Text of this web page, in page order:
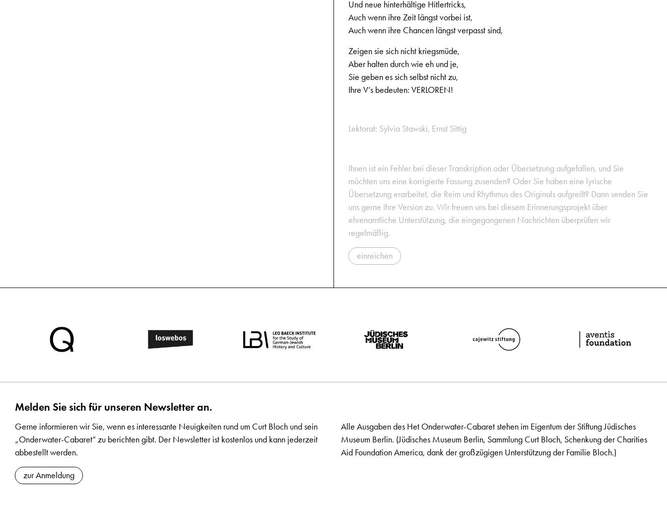
Und neue hinterhältige Hitlertricks,
Auch wenn ihre Zeit längst vorbei ist,
Auch wenn ihre Chancen längst verpasst sind,
Zeigen sie sich nicht kriegsmüde,
Aber halten durch wie eh und je,
Sie geben es sich selbst nicht zu,
Ihre V’s bedeuten: VERLOREN!
Lektorat: Sylvia Stawski, Ernst Sittig
Ihnen ist ein Fehler bei dieser Transkription oder Übersetzung aufgefallen, und Sie
möchten uns eine korrigierte Fassung zusenden? Oder Sie haben eine lyrische
Übersetzung erarbeitet, die Reim und Rhythmus des Originals aufgreift? Dann senden Sie
uns gerne Ihre Version zu. Wir freuen uns bei diesem Erinnerungsprojekt über
ehrenamtliche Unterstützung, die eingegangenen Nachrichten überprüfen wir
regelmäßig.
einreichen
Melden Sie sich für unseren Newsletter an.
Gerne informieren wir Sie, wenn es interessante Neuigkeiten rund um Curt Bloch und sein
„Onderwater-Cabaret“ zu berichten gibt. Der Newsletter ist kostenlos und kann jederzeit
abbestellt werden.
zur Anmeldung
Alle Ausgaben des Het Onderwater-Cabaret stehen im Eigentum der Stiftung Jüdisches
Museum Berlin. (Jüdisches Museum Berlin, Sammlung Curt Bloch, Schenkung der Charities
Aid Foundation America, dank der großzügigen Unterstützung der Familie Bloch.)